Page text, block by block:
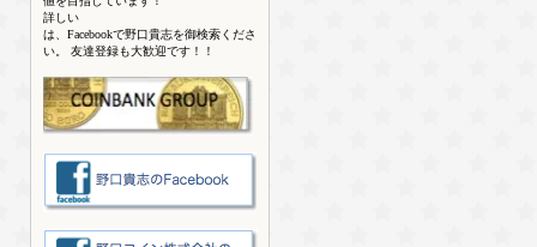
詳しい
は、Facebookで野口貴志を御検索くださ
い。 友達登録も大歓迎です！！